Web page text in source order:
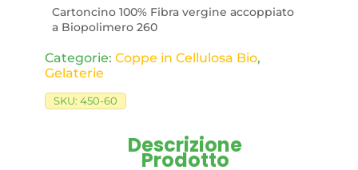
Cartoncino 100% Fibra vergine accoppiato
a Biopolimero 260
Categorie: Coppe in Cellulosa Bio​,
Gelaterie
SKU: 450-60
Descrizione
Prodotto